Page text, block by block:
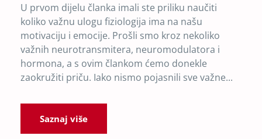
U prvom dijelu članka imali ste priliku naučiti
koliko važnu ulogu fiziologija ima na našu
motivaciju i emocije. Prošli smo kroz nekoliko
važnih neurotransmitera, neuromodulatora i
hormona, a s ovim člankom ćemo donekle
zaokružiti priču. Iako nismo pojasnili sve važne...
Saznaj više